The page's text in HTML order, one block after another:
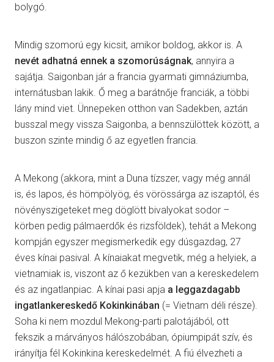
bolygó.
Mindig szomorú egy kicsit, amikor boldog, akkor is. A
nevét adhatná ennek a szomorúságnak, annyira a
sajátja. Saigonban jár a francia gyarmati gimnáziumba,
internátusban lakik. Ő meg a barátnője franciák, a többi
lány mind viet. Ünnepeken otthon van Sadekben, aztán
busszal megy vissza Saigonba, a bennszülöttek között, a
buszon szinte mindig ő az egyetlen francia.
A Mekong (akkora, mint a Duna tízszer, vagy még annál
is, és lapos, és hömpölyög, és vörössárga az iszaptól, és
növényszigeteket meg döglött bivalyokat sodor –
körben pedig pálmaerdők és rizsföldek), tehát a Mekong
kompján egyszer megismerkedik egy dúsgazdag, 27
éves kínai pasival. A kínaiakat megvetik, még a helyiek, a
vietnamiak is, viszont az ő kezükben van a kereskedelem
és az ingatlanpiac. A kínai pasi apja a leggazdagabb
ingatlankereskedő Kokinkinában (= Vietnam déli része).
Soha ki nem mozdul Mekong-parti palotájából, ott
fekszik a márványos hálószobában, ópiumpipát szív, és
irányítja fél Kokinkina kereskedelmét. A fiú élvezheti a